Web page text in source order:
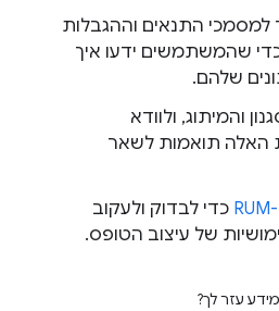
התנאים וההגבלות
שהמשתמשים ידעו איך
שלהם.
ולוודא
תואמות לשאר
כדי לבדוק ולעקוב
של עיצוב הטופס.
עזר לך?